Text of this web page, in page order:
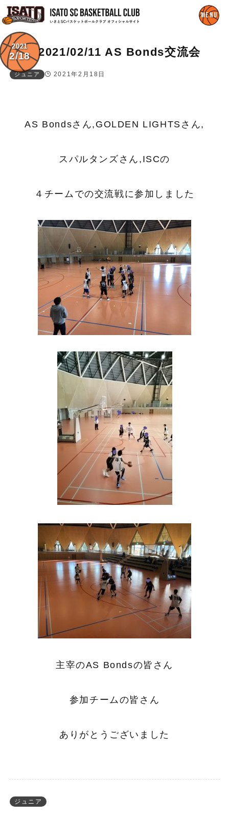
2021/02/11 AS Bonds交流会
2021
2/18
ジュニア 2021年2月18日
AS Bondsさん,GOLDEN LIGHTSさん,
スパルタンズさん,ISCの
４チームでの交流戦に参加しました
主宰のAS Bondsの皆さん
参加チームの皆さん
ありがとうございました
ジュニア